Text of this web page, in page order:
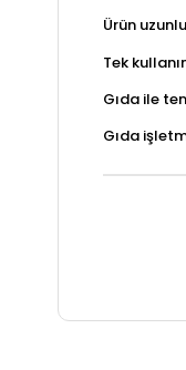
Ürün
Tek
Gıda ile
Gıda